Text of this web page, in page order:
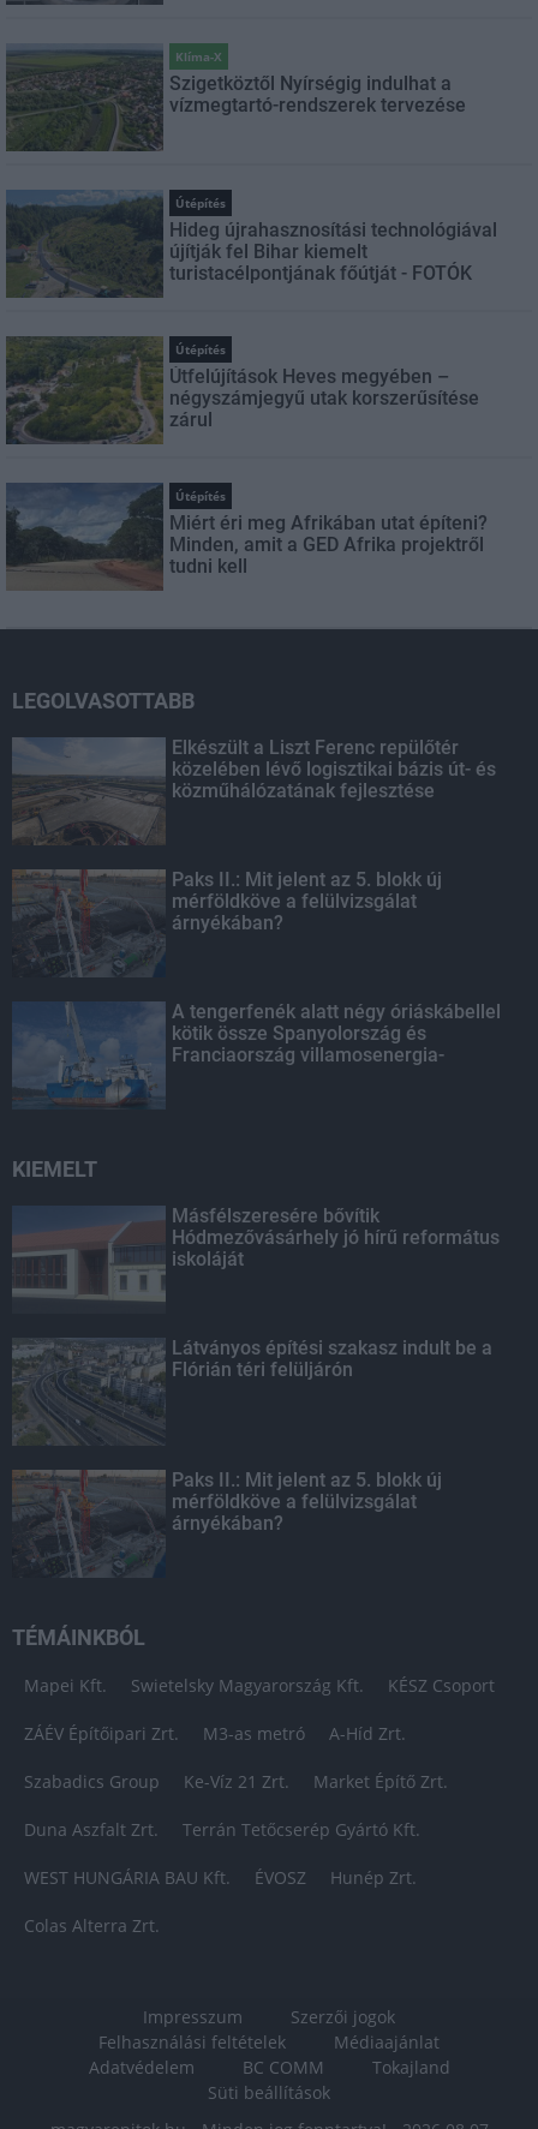
Klíma-X
Szigetköztől Nyírségig indulhat a
vízmegtartó-rendszerek tervezése
Útépítés
Hideg újrahasznosítási technológiával
újítják fel Bihar kiemelt
turistacélpontjának főútját - FOTÓK
Útépítés
Útfelújítások Heves megyében –
négyszámjegyű utak korszerűsítése
zárul
Útépítés
Miért éri meg Afrikában utat építeni?
Minden, amit a GED Afrika projektről
tudni kell
LEGOLVASOTTABB
Elkészült a Liszt Ferenc repülőtér
közelében lévő logisztikai bázis út- és
közműhálózatának fejlesztése
Paks II.: Mit jelent az 5. blokk új
mérföldköve a felülvizsgálat
árnyékában?
A tengerfenék alatt négy óriáskábellel
kötik össze Spanyolország és
Franciaország villamosenergia-
KIEMELT
Másfélszeresére bővítik
Hódmezővásárhely jó hírű református
iskoláját
Látványos építési szakasz indult be a
Flórián téri felüljárón
Paks II.: Mit jelent az 5. blokk új
mérföldköve a felülvizsgálat
árnyékában?
TÉMÁINKBÓL
Mapei Kft. Swietelsky Magyarország Kft. KÉSZ Csoport
ZÁÉV Építőipari Zrt. M3-as metró A-Híd Zrt.
Szabadics Group Ke-Víz 21 Zrt. Market Építő Zrt.
Duna Aszfalt Zrt. Terrán Tetőcserép Gyártó Kft.
WEST HUNGÁRIA BAU Kft. ÉVOSZ Hunép Zrt.
Colas Alterra Zrt.
Impresszum
Szerzői jogok
Felhasználási feltételek
Médiaajánlat
Adatvédelem
BC COMM
Tokajland
Süti beállítások